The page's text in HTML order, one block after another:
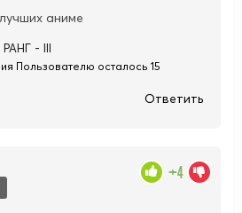
аниме
РАНГ - III
Пользователю осталось 15
Ответить
+4